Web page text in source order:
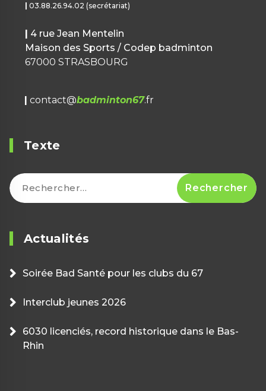
| 03.88.26.94.02 (secrétariat)
| 4 rue Jean Mentelin
Maison des Sports / Codep badminton
67000 STRASBOURG
| contact@badminton67.fr
Texte
Rechercher :
Actualités
Soirée Bad Santé pour les clubs du 67
Interclub jeunes 2026
6030 licenciés, record historique dans le Bas-
Rhin